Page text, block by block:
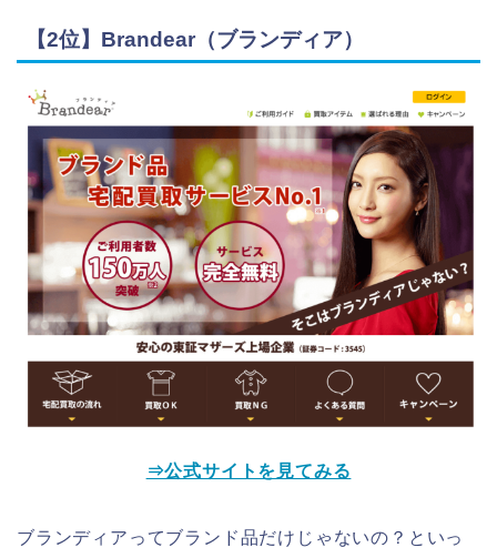
【2位】Brandear（ブランディア）
⇒公式サイトを見てみる
ブランディアってブランド品だけじゃないの？といっ